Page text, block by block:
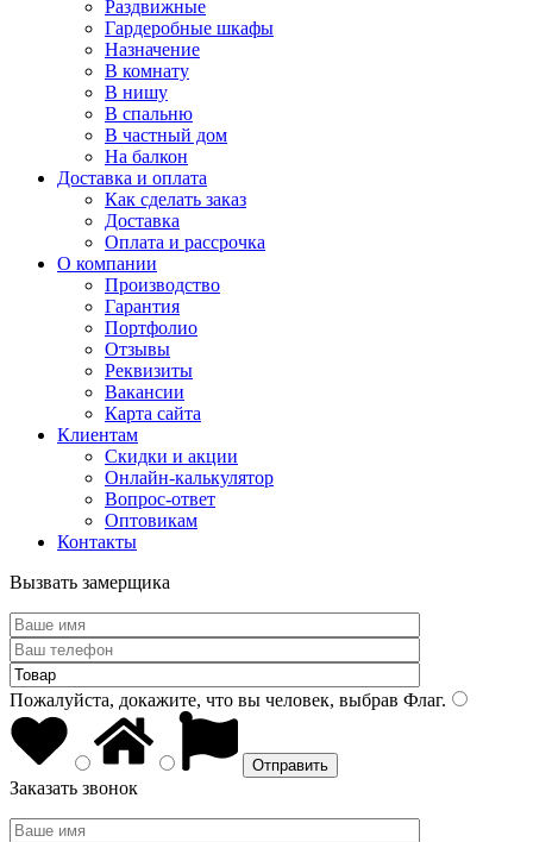
Раздвижные
Гардеробные шкафы
Назначение
В комнату
В нишу
В спальню
В частный дом
На балкон
Доставка и оплата
Как сделать заказ
Доставка
Оплата и рассрочка
О компании
Производство
Гарантия
Портфолио
Отзывы
Реквизиты
Вакансии
Карта сайта
Клиентам
Скидки и акции
Онлайн-калькулятор
Вопрос-ответ
Оптовикам
Контакты
Вызвать замерщика
Пожалуйста, докажите, что вы человек, выбрав Флаг.
Заказать звонок